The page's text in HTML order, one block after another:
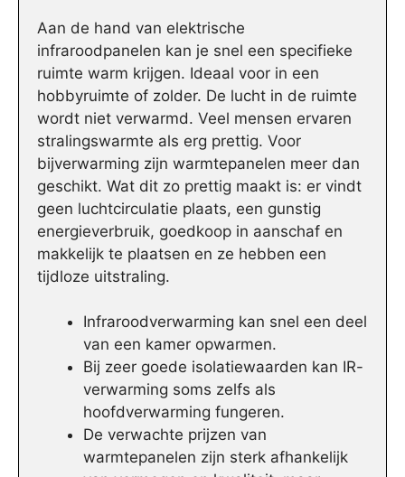
Aan de hand van elektrische
infraroodpanelen kan je snel een specifieke
ruimte warm krijgen. Ideaal voor in een
hobbyruimte of zolder. De lucht in de ruimte
wordt niet verwarmd. Veel mensen ervaren
stralingswarmte als erg prettig. Voor
bijverwarming zijn warmtepanelen meer dan
geschikt. Wat dit zo prettig maakt is: er vindt
geen luchtcirculatie plaats, een gunstig
energieverbruik, goedkoop in aanschaf en
makkelijk te plaatsen en ze hebben een
tijdloze uitstraling.
Infraroodverwarming kan snel een deel
van een kamer opwarmen.
Bij zeer goede isolatiewaarden kan IR-
verwarming soms zelfs als
hoofdverwarming fungeren.
De verwachte prijzen van
warmtepanelen zijn sterk afhankelijk